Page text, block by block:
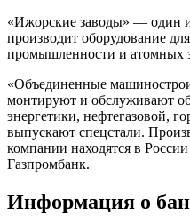
«Ижорские заводы» — один
производит оборудование
промышленности и атомных
«Объединенные
монтируют и обслуживают
энергетики, нефтегазовой,
выпускают спецстали.
компании находятся в
Газпромбанк.
Информация о